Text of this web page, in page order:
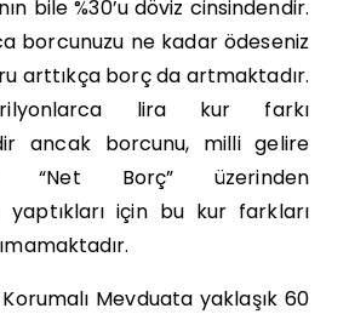
bile %30’u döviz cinsindendir.
borcunuzu ne kadar ödeseniz
arttıkça borç da artmaktadır.
lira kur farkı
ancak borcunu, milli gelire
“Net Borç” üzerinden
yaptıkları için bu kur farkları
Mevduata yaklaşık 60